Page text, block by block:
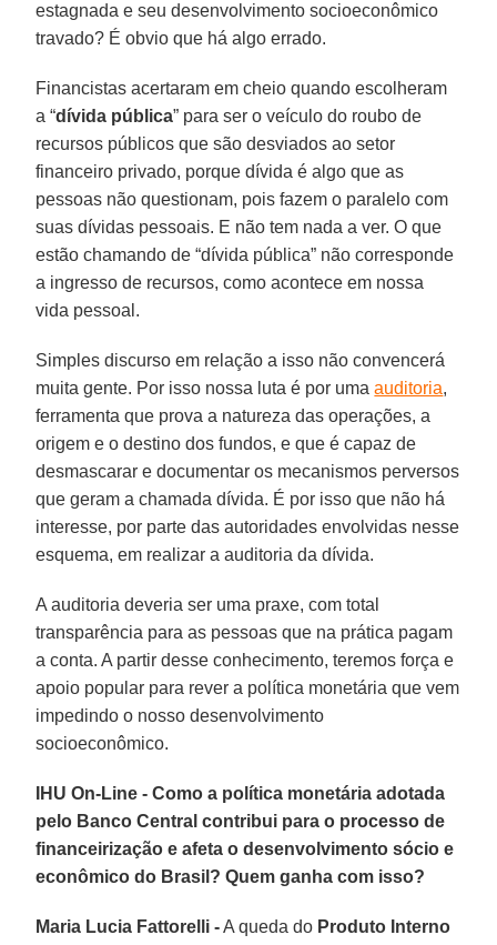
estagnada e seu desenvolvimento socioeconômico
travado? É obvio que há algo errado.
Financistas acertaram em cheio quando escolheram
a “dívida pública” para ser o veículo do roubo de
recursos públicos que são desviados ao setor
financeiro privado, porque dívida é algo que as
pessoas não questionam, pois fazem o paralelo com
suas dívidas pessoais. E não tem nada a ver. O que
estão chamando de “dívida pública” não corresponde
a ingresso de recursos, como acontece em nossa
vida pessoal.
Simples discurso em relação a isso não convencerá
muita gente. Por isso nossa luta é por umaauditoria,
ferramenta que prova a natureza das operações, a
origem e o destino dos fundos, e que é capaz de
desmascarar e documentar os mecanismos perversos
que geram a chamada dívida. É por isso que não há
interesse, por parte das autoridades envolvidas nesse
esquema, em realizar a auditoria da dívida.
A auditoria deveria ser uma praxe, com total
transparência para as pessoas que na prática pagam
a conta. A partir desse conhecimento, teremos força e
apoio popular para rever a política monetária que vem
impedindo o nosso desenvolvimento
socioeconômico.
IHU On-Line - Como a política monetária adotada
pelo Banco Central contribui para o processo de
financeirização e afeta o desenvolvimento sócio e
econômico do Brasil? Quem ganha com isso?
Maria Lucia Fattorelli -A queda do Produto Interno